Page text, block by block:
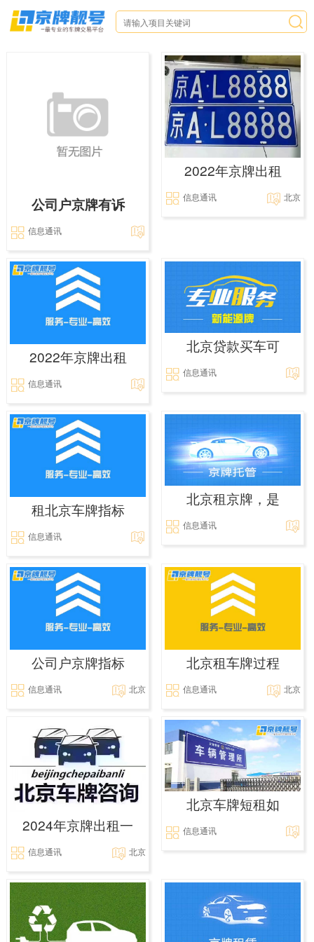
公司户京牌有诉
信息通讯
2022年京牌出租
信息通讯 北京
2022年京牌出租
信息通讯
北京贷款买车可
信息通讯
租北京车牌指标
信息通讯
北京租京牌，是
信息通讯
公司户京牌指标
信息通讯 北京
北京租车牌过程
信息通讯 北京
2024年京牌出租一
信息通讯 北京
北京车牌短租如
信息通讯